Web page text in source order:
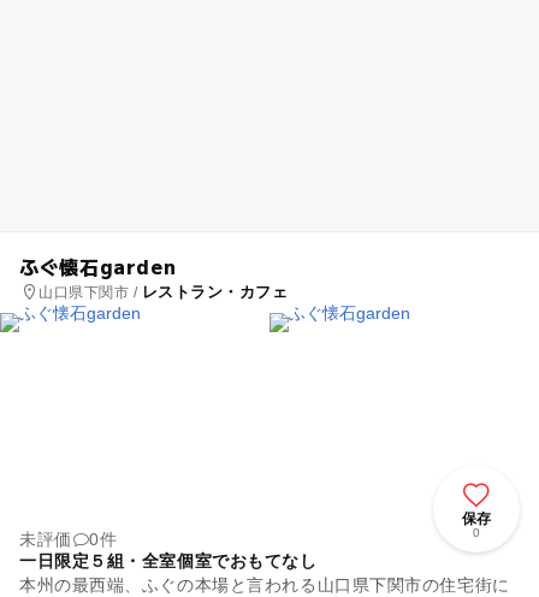
ふぐ懐石garden
山口県下関市 / レストラン・カフェ
保存
0
未評価
0件
一日限定５組・全室個室でおもてなし
本州の最西端、ふぐの本場と言われる山口県下関市の住宅街に